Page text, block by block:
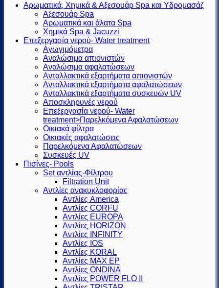
Αρωματικά, Χημικά & Αξεσουάρ Spa και Υδρομασάζ
Αξεσουάρ Spa
Αρωματικά και άλατα Spa
Χημικά Spa & Jacuzzi
Επεξεργασία νερού- Water treatment
Αγωγιμόμετρα
Αναλώσιμα απιονιστών
Αναλώσιμα αφαλατώσεων
Ανταλλακτικά εξαρτήματα απιονιστών
Ανταλλακτικά εξαρτήματα αφαλατώσεων
Ανταλλακτικά εξαρτήματα συσκευών UV
Αποσκληρυνές νερού
Επεξεργασία νερού- Water
treatment>Παρελκόμενα Αφαλατώσεων
Οικιακά φίλτρα
Οικιακές αφαλατώσεις
Παρελκόμενα Αφαλατώσεων
Συσκευές UV
Πισίνες- Pools
Set αντλίας-Φίλτρου
Filtration Unit
Αντλίες ανακυκλοφορίας
Αντλίες America
Αντλίες CORFU
Αντλίες EUROPA
Αντλίες HORIZON
Αντλίες INFINITY
Αντλίες IOS
Αντλίες KORAL
Αντλίες MAX EP
Αντλίες ONDINA
Αντλίες POWER FLO II